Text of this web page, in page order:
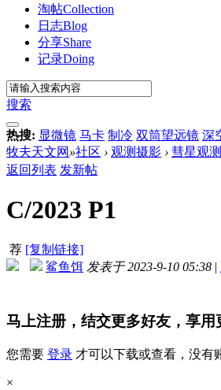
淘帖Collection
日志Blog
分享Share
记录Doing
搜索
热搜: 显微镜 马卡 制冷 双筒望远镜 深
牧夫天文网 »社区 › 观测摄影 › 彗星观测
返回列表 发新帖
C/2023 P1
荐 [复制链接]
鲨鱼饵 发表于 2023-9-10 05:38 |
马上注册，结交更多好友，享用
您需要 登录 才可以下载或查看，没有
×